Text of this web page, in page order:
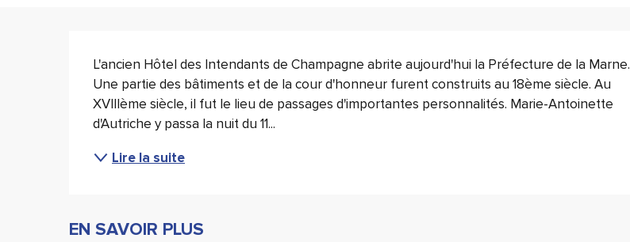
Description
L'ancien Hôtel des Intendants de Champagne abrite aujourd'hui la Préfecture de la Marne.
Une partie des bâtiments et de la cour d'honneur furent construits au 18ème siècle. Au
XVIIIème siècle, il fut le lieu de passages d'importantes personnalités. Marie-Antoinette
d'Autriche y passa la nuit du 11...
Lire la suite
EN SAVOIR PLUS